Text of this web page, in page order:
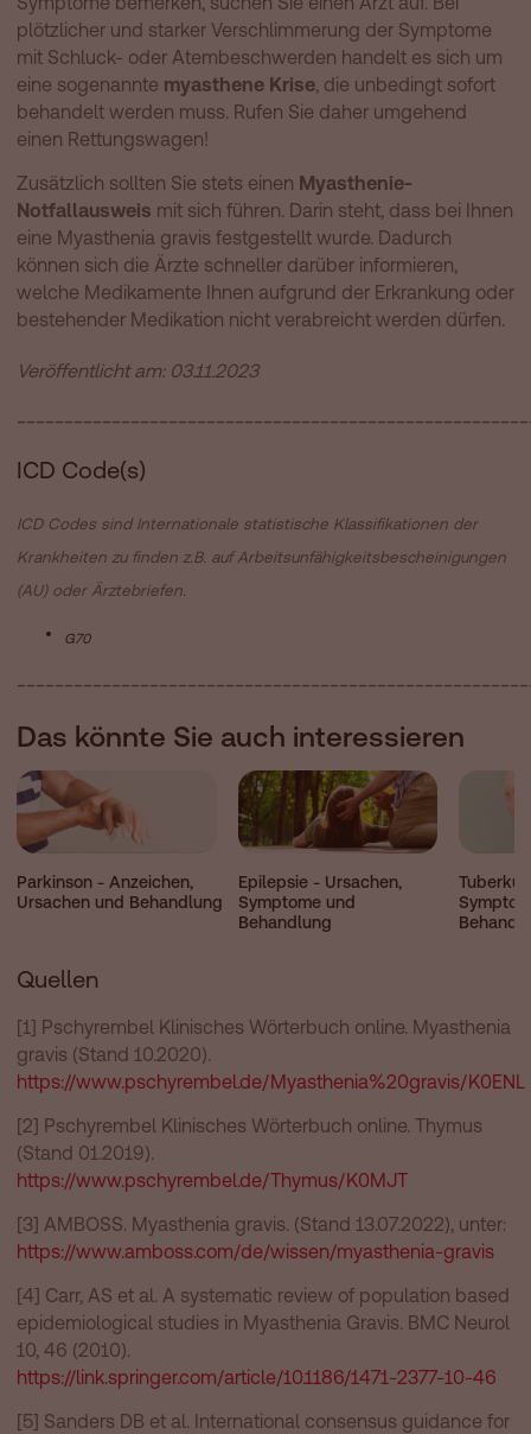
plötzlicher und starker Verschlimmerung der Symptome
mit Schluck- oder Atembeschwerden handelt es sich um
eine sogenannte myasthene Krise , die unbedingt sofort
behandelt werden muss. Rufen Sie daher umgehend
einen Rettungswagen!
Zusätzlich sollten Sie stets einen Myasthenie-
Notfallausweis mit sich führen. Darin steht, dass bei Ihnen
eine Myasthenia gravis festgestellt wurde. Dadurch
können sich die Ärzte schneller darüber informieren,
welche Medikamente Ihnen aufgrund der Erkrankung oder
bestehender Medikation nicht verabreicht werden dürfen.
Veröffentlicht am: 03.11.2023
ICD Code(s)
ICD Codes sind Internationale statistische Klassifikationen der
Krankheiten zu finden z.B. auf Arbeitsunfähigkeitsbescheinigungen
(AU) oder Ärztebriefen.
G70
Das könnte Sie auch interessieren
Parkinson - Anzeichen,
Ursachen und Behandlung
Epilepsie - Ursachen,
Symptome und
Behandlung
Quellen
[1] Pschyrembel Klinisches Wörterbuch online. Myasthenia
gravis (Stand 10.2020).
https://www.pschyrembel.de/Myasthenia%20gravis/K0ENL
[2] Pschyrembel Klinisches Wörterbuch online. Thymus
(Stand 01.2019).
https://www.pschyrembel.de/Thymus/K0MJT
[3] AMBOSS. Myasthenia gravis. (Stand 13.07.2022), unter:
https://www.amboss.com/de/wissen/myasthenia-gravis
[4] Carr, AS et al. A systematic review of population based
epidemiological studies in Myasthenia Gravis. BMC Neurol
10, 46 (2010).
https://link.springer.com/article/10.1186/1471-2377-10-46
[5] Sanders DB et al. International consensus guidance for